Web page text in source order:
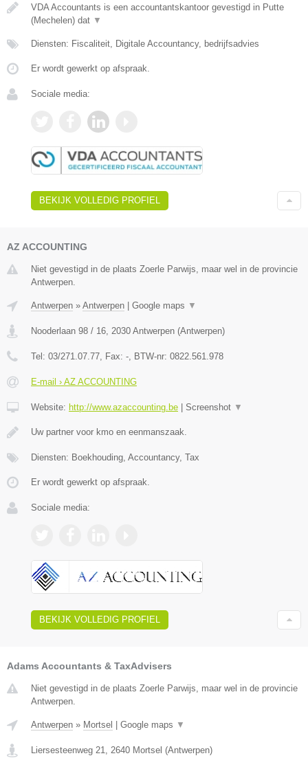
VDA Accountants is een accountantskantoor gevestigd in Putte
(Mechelen) dat ▼
Diensten: Fiscaliteit, Digitale Accountancy, bedrijfsadvies
Er wordt gewerkt op afspraak.
Sociale media:
BEKIJK VOLLEDIG PROFIEL
AZ ACCOUNTING
Niet gevestigd in de plaats Zoerle Parwijs, maar wel in de provincie
Antwerpen.
Antwerpen » Antwerpen Google maps ▼
Nooderlaan 98 / 16, 2030 Antwerpen (Antwerpen)
Tel: 03/271.07.77, Fax: -, BTW-nr: 0822.561.978
E-mail › AZ ACCOUNTING
Website: http://www.azaccounting.be Screenshot ▼
Uw partner voor kmo en eenmanszaak.
Diensten: Boekhouding, Accountancy, Tax
Er wordt gewerkt op afspraak.
Sociale media:
BEKIJK VOLLEDIG PROFIEL
Adams Accountants & TaxAdvisers
Niet gevestigd in de plaats Zoerle Parwijs, maar wel in de provincie
Antwerpen.
Antwerpen » Mortsel Google maps ▼
Liersesteenweg 21 2640 Mortsel (Antwerpen)